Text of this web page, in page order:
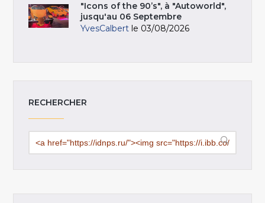
"Icons of the 90’s", à "Autoworld",
jusqu'au 06 Septembre
YvesCalbert le 03/08/2026
RECHERCHER